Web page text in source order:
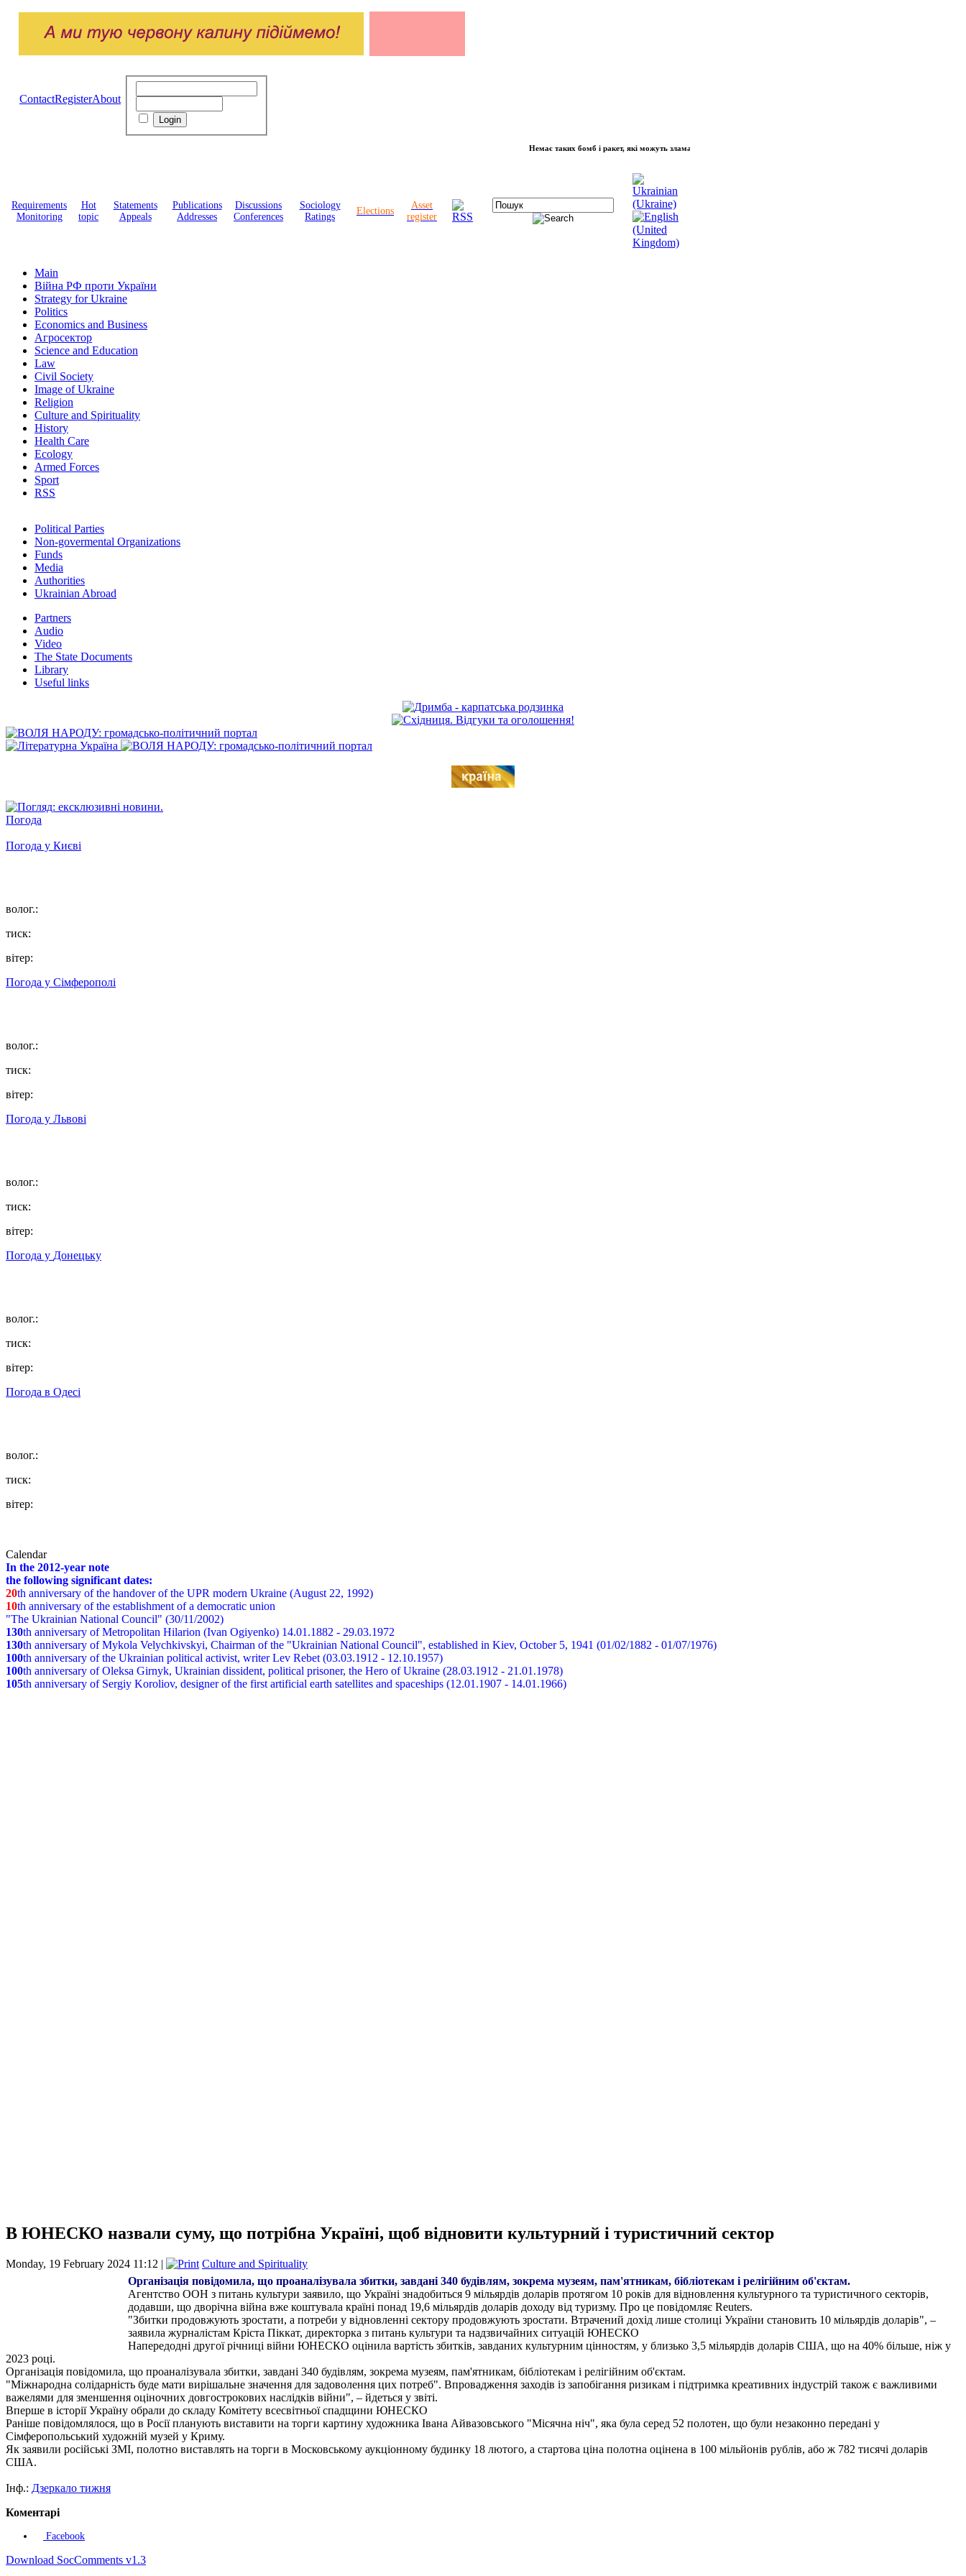
ContactRegisterAbout
Немає таких бомб і ракет, які можуть зламати волю народу, - Президент України Володимир Зеленський
Requirements
Monitoring
Hot
topic
Statements
Appeals
Publications
Addresses
Discussions
Conferences
Sociology
Ratings
Elections
Asset
register
Main
Війна РФ проти України
Strategy for Ukraine
Politics
Economics and Business
Агросектор
Science and Education
Law
Civil Society
Image of Ukraine
Religion
Culture and Spirituality
History
Health Care
Ecology
Armed Forces
Sport
RSS
Political Parties
Non-govermental Organizations
Funds
Мedia
Authorities
Ukrainian Abroad
Partners
Audio
Video
The State Documents
Library
Useful links
Погода
Погода у Києві
волог.:
тиск:
вітер:
Погода у Сімферополі
волог.:
тиск:
вітер:
Погода у Львові
волог.:
тиск:
вітер:
Погода у Донецьку
волог.:
тиск:
вітер:
Погода в Одесі
волог.:
тиск:
вітер:
Calendar
In the 2012-year note
the following significant dates:
20th anniversary of the handover of the UPR modern Ukraine (August 22, 1992)
10th anniversary of the establishment of a democratic union
"The Ukrainian National Council" (30/11/2002)
130th anniversary of Metropolitan Hilarion (Ivan Ogiyenko) 14.01.1882 - 29.03.1972
130th anniversary of Mykola Velychkivskyi, Chairman of the "Ukrainian National Council", established in Kiev, October 5, 1941 (01/02/1882 - 01/07/1976)
100th anniversary of the Ukrainian political activist, writer Lev Rebet (03.03.1912 - 12.10.1957)
100th anniversary of Oleksa Girnyk, Ukrainian dissident, political prisoner, the Hero of Ukraine (28.03.1912 - 21.01.1978)
105th anniversary of Sergiy Koroliov, designer of the first artificial earth satellites and spaceships (12.01.1907 - 14.01.1966)
В ЮНЕСКО назвали суму, що потрібна Україні, щоб відновити культурний і туристичний сектор
Monday, 19 February 2024 11:12 |
Culture and Spirituality
Організація повідомила, що проаналізувала збитки, завдані 340 будівлям, зокрема музеям, пам'ятникам, бібліотекам і релігійним об'єктам.
Агентство ООН з питань культури заявило, що Україні знадобиться 9 мільярдів доларів протягом 10 років для відновлення культурного та туристичного секторів,
додавши, що дворічна війна вже коштувала країні понад 19,6 мільярдів доларів доходу від туризму. Про це повідомляє Reuters.
"Збитки продовжують зростати, а потреби у відновленні сектору продовжують зростати. Втрачений дохід лише столиці України становить 10 мільярдів доларів", –
заявила журналістам Кріста Піккат, директорка з питань культури та надзвичайних ситуацій ЮНЕСКО
Напередодні другої річниці війни ЮНЕСКО оцінила вартість збитків, завданих культурним цінностям, у близько 3,5 мільярдів доларів США, що на 40% більше, ніж у
2023 році.
Організація повідомила, що проаналізувала збитки, завдані 340 будівлям, зокрема музеям, пам'ятникам, бібліотекам і релігійним об'єктам.
"Міжнародна солідарність буде мати вирішальне значення для задоволення цих потреб". Впровадження заходів із запобігання ризикам і підтримка креативних індустрій також є важливими
важелями для зменшення оціночних довгострокових наслідків війни", – йдеться у звіті.
Вперше в історії Україну обрали до складу Комітету всесвітньої спадщини ЮНЕСКО
Раніше повідомлялося, що в Росії планують виставити на торги картину художника Івана Айвазовського "Місячна ніч", яка була серед 52 полотен, що були незаконно передані у
Сімферопольський художній музей у Криму.
Як заявили російські ЗМІ, полотно виставлять на торги в Московському аукціонному будинку 18 лютого, а стартова ціна полотна оцінена в 100 мільйонів рублів, або ж 782 тисячі доларів
США.
Інф.: Дзеркало тижня
Коментарі
Facebook
Download SocComments v1.3